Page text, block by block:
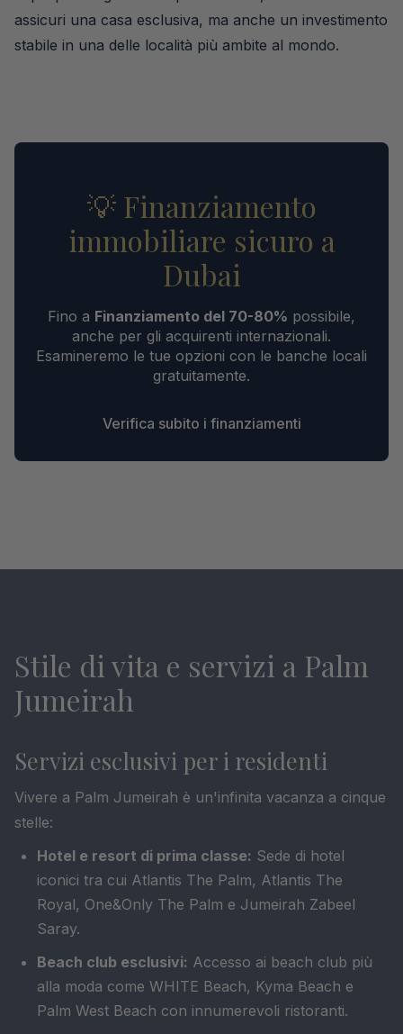
assicuri una casa esclusiva, ma anche un investimento
stabile in una delle località più ambite al mondo.
💡 Finanziamento
immobiliare sicuro a
Dubai
Fino a Finanziamento del 70-80% possibile,
anche per gli acquirenti internazionali.
Esamineremo le tue opzioni con le banche locali
gratuitamente.
Verifica subito i finanziamenti
Stile di vita e servizi a Palm
Jumeirah
Servizi esclusivi per i residenti
Vivere a Palm Jumeirah è un'infinita vacanza a cinque
stelle:
Hotel e resort di prima classe: Sede di hotel
iconici tra cui Atlantis The Palm, Atlantis The
Royal, One&Only The Palm e Jumeirah Zabeel
Saray.
Beach club esclusivi: Accesso ai beach club più
alla moda come WHITE Beach, Kyma Beach e
Palm West Beach con innumerevoli ristoranti.